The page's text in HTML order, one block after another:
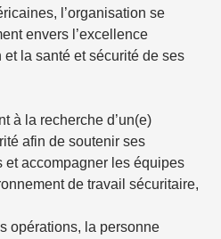
l’organisation se
envers l’excellence
la santé et sécurité de ses
à la recherche d’un(e)
afin de soutenir ses
et accompagner les équipes
de travail sécuritaire,
opérations, la personne